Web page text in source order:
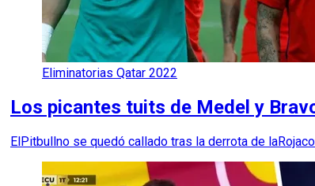
Eliminatorias Qatar 2022
Los picantes tuits de Medel y
ElPitbullno se quedó callado tras la derrota de